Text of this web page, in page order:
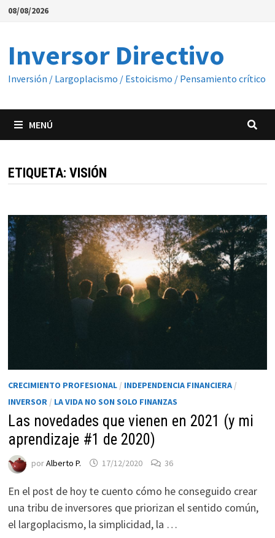
Saltar
08/08/2026
Inversor Directivo
Inversión / Largoplacismo / Estoicismo / Pensamiento crítico
MENÚ
ETIQUETA: VISIÓN
CRECIMIENTO PROFESIONAL/ INDEPENDENCIA FINANCIERA/
INVERSOR / LA VIDA NO SON SOLO FINANZAS
Las novedades que vienen en 2021 (y mi
aprendizaje #1 de 2020)
porAlberto P. 17/12/2020 36
En el post de hoy te cuento cómo he conseguido crear
una tribu de inversores que priorizan el sentido común,
el largoplacismo, la simplicidad, la …
Necesarias
Estas
cookies no
opcionales.
Son
necesarias